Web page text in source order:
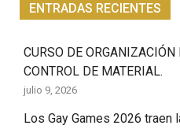
ENTRADAS RECIENTES
CURSO DE
CONTROL DE MATERIAL.
julio 9, 2026
Los Gay Games 2026 traen